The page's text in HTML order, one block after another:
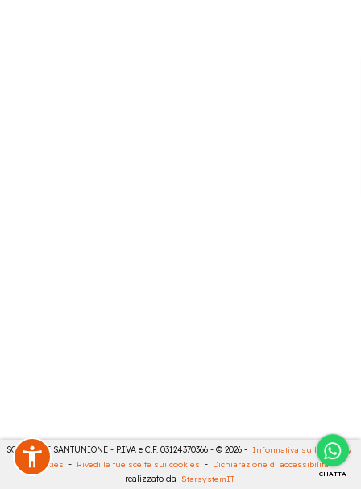
CHATTA
SONCINI E SANTUNIONE - P.IVA e C.F. 03124370366 - © 2026 - Informativa sulla privacy
Cookies - Rivedi le tue scelte sui cookies - Dichiarazione di accessibilità -
realizzato da StarsystemIT